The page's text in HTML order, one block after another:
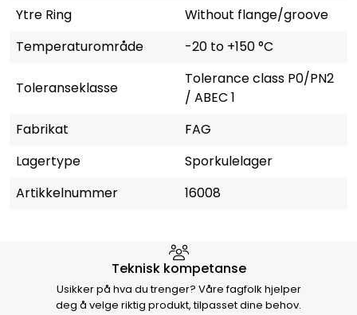
Ytre Ring
Without flange/groove
Temperaturområde
-20 to +150 °C
Toleranseklasse
Tolerance class P0/PN2
/ ABEC 1
Fabrikat
FAG
Lagertype
Sporkulelager
Artikkelnummer
16008
Hvorfor velge Storm Halvorsen
Teknisk kompetanse
Usikker på hva du trenger? Våre fagfolk hjelper
deg å velge riktig produkt, tilpasset dine behov.